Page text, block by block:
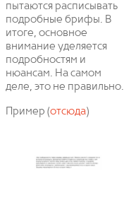
пытаются расписывать
подробные брифы. В
итоге, основное
внимание уделяется
подробностям и
нюансам. На самом
деле, это не правильно.
Пример (отсюда)